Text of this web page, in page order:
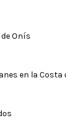
Onís
en la Costa